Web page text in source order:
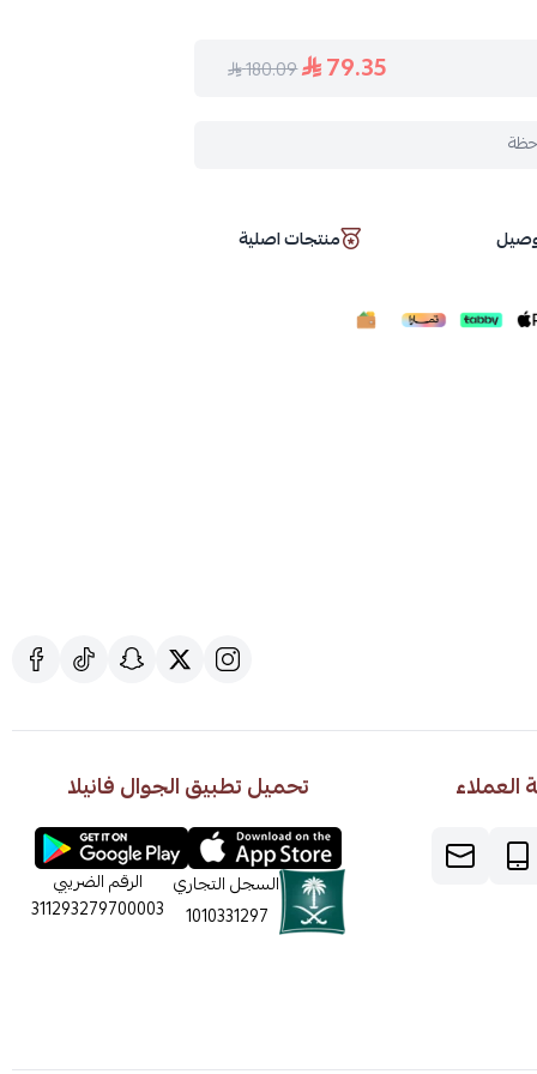
79.35
180.09
منتجات اصلية
تحميل تطبيق الجوال فانيلا
السجل التجاري
1010331297
الرقم الضريبي
311293279700003